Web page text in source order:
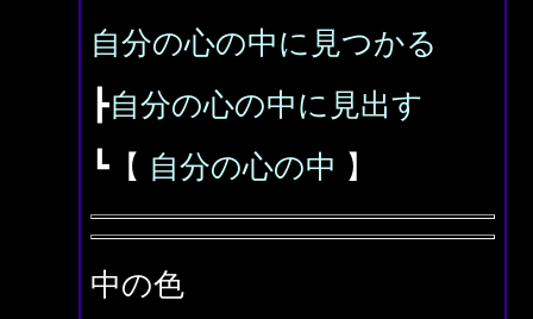
自分の心の中に見つかる
┣自分の心の中に見出す
┗【 自分の心の中 】
中の色